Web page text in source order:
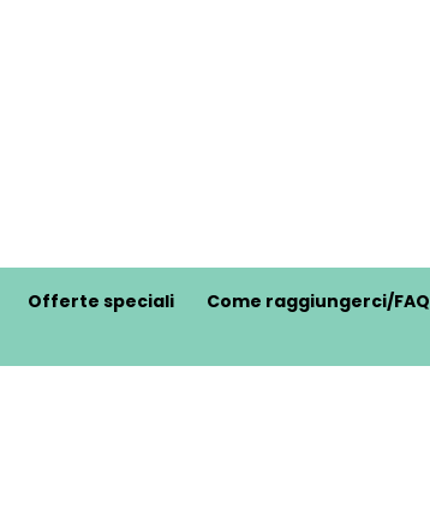
Offerte speciali Come raggiungerci/FAQ